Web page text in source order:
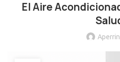
El Aire